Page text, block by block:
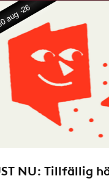
-26
NU: Tillfällig